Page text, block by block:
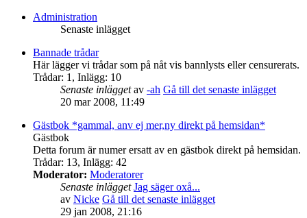
Administration
Senaste inlägget
Bannade trådar
Här lägger vi trådar som på nåt vis bannlysts eller censurerats.
Trådar: 1 , Inlägg: 10
Senaste inläggetav -ah Gå till det senaste inlägget
20 mar 2008, 11:49
Gästbok *gammal, anv ej mer,ny direkt på hemsidan*
Gästbok
Detta forum är numer ersatt av en gästbok direkt på hemsidan.
Trådar: 13, Inlägg: 42
Moderator: Moderatorer
Senaste inlägget Jag säger oxå...
av Nicke Gå till det senaste inlägget
29 jan 2008, 21:16